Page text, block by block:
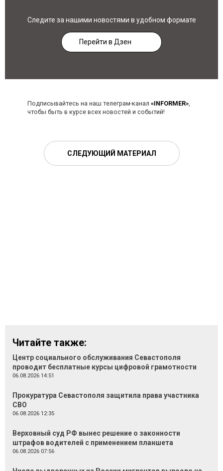
Следите за нашими новостями в удобном формате
Перейти в Дзен
Подписывайтесь на наш телеграм-канал «INFORMER»,
чтобы быть в курсе всех новостей и событий!
СЛЕДУЮЩИЙ МАТЕРИАЛ
Читайте также:
Центр социального обслуживания Севастополя
проводит бесплатные курсы цифровой грамотности
06.08.2026 14:51
Прокуратура Севастополя защитила права участника
СВО
06.08.2026 12:35
Верховный суд РФ вынес решение о законности
штрафов водителей с применением планшета
06.08.2026 07:56